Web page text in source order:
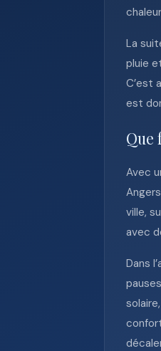
La
pluie
C’est
est
Que
Avec
ville,
avec
Dans